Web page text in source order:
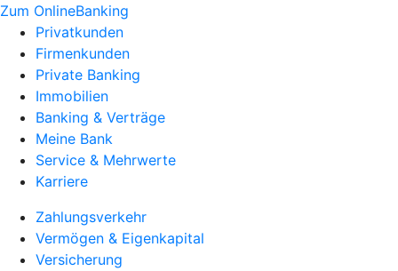
Zum OnlineBanking
Privatkunden
Firmenkunden
Private Banking
Immobilien
Banking & Verträge
Meine Bank
Service & Mehrwerte
Karriere
Zahlungsverkehr
Vermögen & Eigenkapital
Versicherung